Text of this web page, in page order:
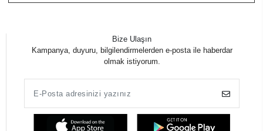
Bize Ulaşın
Kampanya, duyuru, bilgilendirmelerden e-posta ile haberdar
olmak istiyorum.